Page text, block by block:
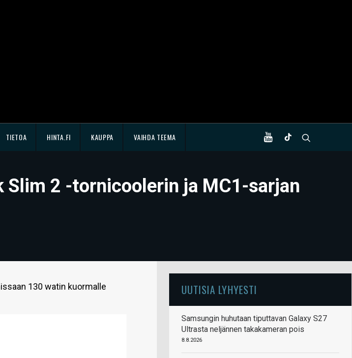
TIETOA HINTA.FI KAUPPA VAIHDA TEEMA
Slim 2 -tornicoolerin ja MC1-sarjan
130 watin kuormalle
UUTISIA LYHYESTI
Samsungin huhutaan tiputtavan Galaxy S27
Ultrasta neljännen takakameran pois
8.8.2026